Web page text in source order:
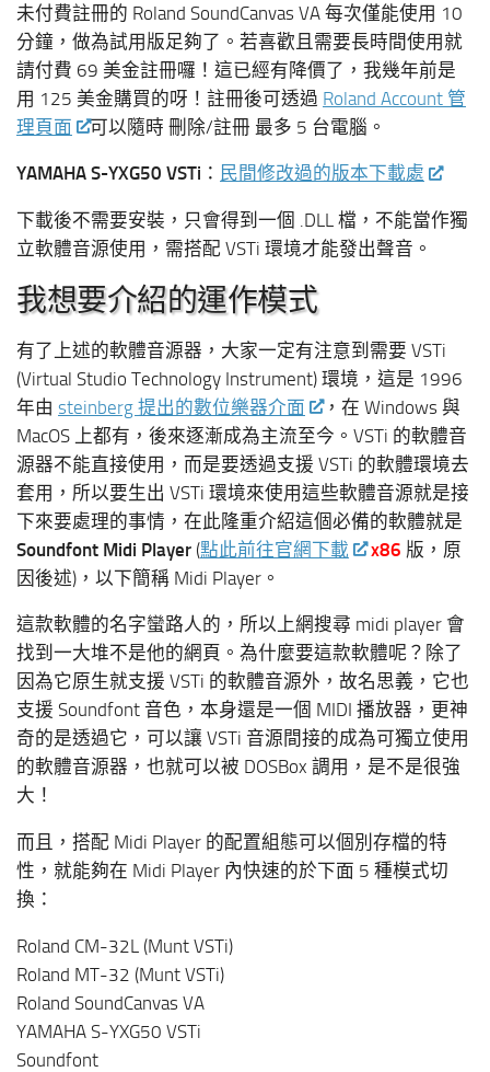
未付費註冊的 Roland SoundCanvas VA 每次僅能使用 10
分鐘，做為試用版足夠了。若喜歡且需要長時間使用就
請付費 69 美金註冊囉！這已經有降價了，我幾年前是
用 125 美金購買的呀！註冊後可透過 Roland Account 管
理頁面
可以隨時 刪除/註冊 最多 5 台電腦。
YAMAHA S-YXG50 VSTi ： 民間修改過的版本下載處
下載後不需要安裝，只會得到一個 .DLL 檔，不能當作獨
立軟體音源使用，需搭配 VSTi 環境才能發出聲音。
我想要介紹的運作模式
有了上述的軟體音源器，大家一定有注意到需要 VSTi
(Virtual Studio Technology Instrument) 環境，這是 1996
年由 steinberg 提出的數位樂器介面
，在 Windows 與
MacOS 上都有，後來逐漸成為主流至今。VSTi 的軟體音
源器不能直接使用，而是要透過支援 VSTi 的軟體環境去
套用，所以要生出 VSTi 環境來使用這些軟體音源就是接
下來要處理的事情，在此隆重介紹這個必備的軟體就是
Soundfont Midi Player (點此前往官網下載 x86 版，原
因後述)，以下簡稱 Midi Player。
這款軟體的名字蠻路人的，所以上網搜尋 midi player 會
找到一大堆不是他的網頁。為什麼要這款軟體呢？除了
因為它原生就支援 VSTi 的軟體音源外，故名思義，它也
支援 Soundfont 音色，本身還是一個 MIDI 播放器，更神
奇的是透過它，可以讓 VSTi 音源間接的成為可獨立使用
的軟體音源器，也就可以被 DOSBox 調用，是不是很強
大！
而且，搭配 Midi Player 的配置組態可以個別存檔的特
性，就能夠在 Midi Player 內快速的於下面 5 種模式切
換：
Roland CM-32L (Munt VSTi)
Roland MT-32 (Munt VSTi)
Roland SoundCanvas VA
YAMAHA S-YXG50 VSTi
Soundfont